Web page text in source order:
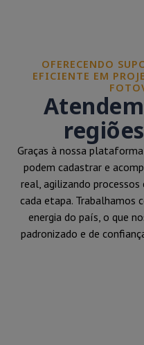
OFERECENDO
EFICIENTE EM
Graças à nossa
podem cadastrar e
real, agilizando
cada etapa. Trabalhamos
energia do país, o que
padronizado e de